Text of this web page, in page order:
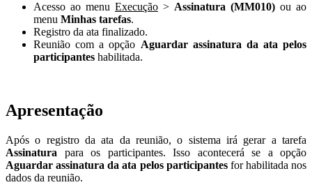
Acesso ao menu Execução > Assinatura (MM010) ou ao
menu Minhas tarefas.
Registro da ata finalizado.
Reunião com a opção Aguardar assinatura da ata pelos
participantes habilitada.
Apresentação
Após o registro da ata da reunião, o sistema irá gerar a tarefa
Assinatura para os participantes. Isso acontecerá se a opção
Aguardar assinatura da ata pelos participantesfor habilitada nos
dados da reunião.